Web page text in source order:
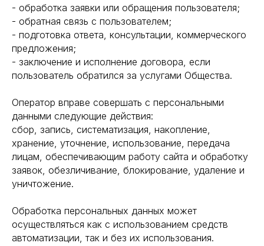
- обработка заявки или обращения пользователя;
- обратная связь с пользователем;
- подготовка ответа, консультации, коммерческого
предложения;
- заключение и исполнение договора, если
пользователь обратился за услугами Общества.
Оператор вправе совершать с персональными
данными следующие действия:
сбор, запись, систематизация, накопление,
хранение, уточнение, использование, передача
лицам, обеспечивающим работу сайта и обработку
заявок, обезличивание, блокирование, удаление и
уничтожение.
Обработка персональных данных может
осуществляться как с использованием средств
автоматизации, так и без их использования.
Реквизиты:
ОГРН